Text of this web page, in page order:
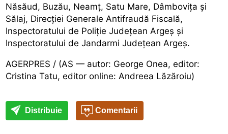
Năsăud, Buzău, Neamț, Satu Mare, Dâmbovița și
Sălaj, Direcției Generale Antifraudă Fiscală,
Inspectoratului de Poliție Județean Argeș și
Inspectoratului de Jandarmi Județean Argeș.
AGERPRES / (AS — autor: George Onea, editor:
Cristina Tatu, editor online: Andreea Lăzăroiu)
Distribuie Comentarii